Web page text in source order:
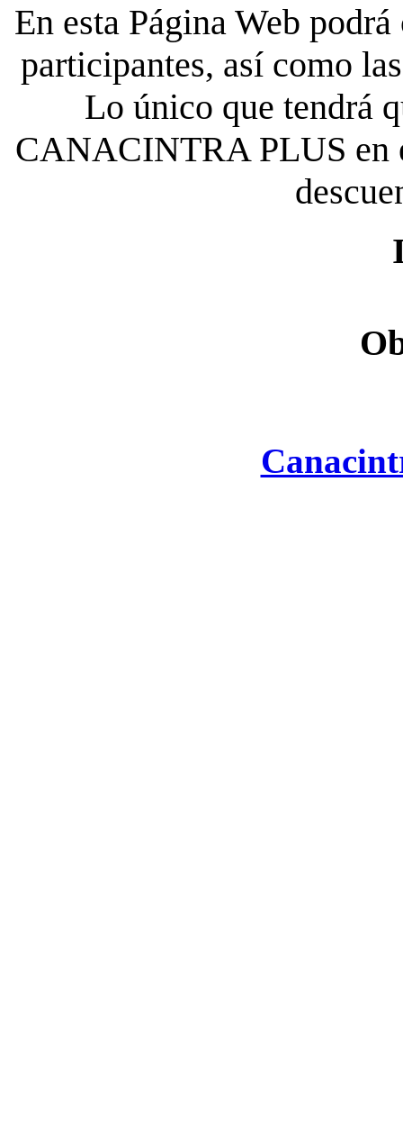
En esta Página Web
participantes, así como
Lo único que tendrá
CANACINTRA PLUS en